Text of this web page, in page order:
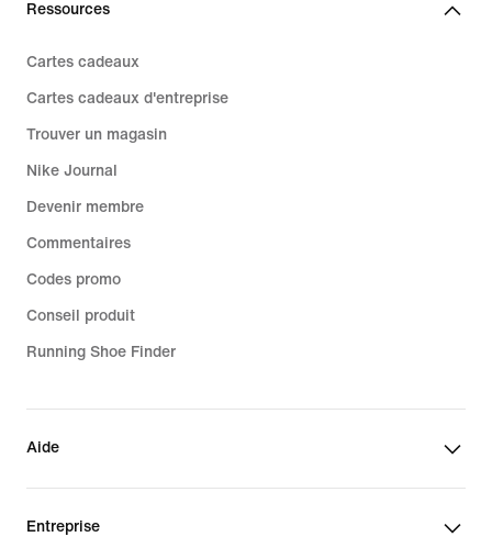
Ressources
Cartes cadeaux
Cartes cadeaux d'entreprise
Trouver un magasin
Nike Journal
Devenir membre
Commentaires
Codes promo
Conseil produit
Running Shoe Finder
Aide
Entreprise